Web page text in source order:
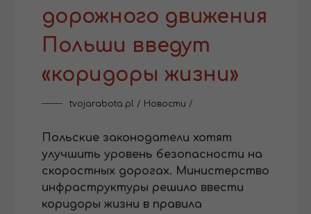
дорожного движения
Польши введут
«коридоры жизни»
tvojarabota.pl / Новости /
Польские законодатели хотят
улучшить уровень безопасности на
скоростных дорогах. Министерство
инфраструктуры решило ввести
коридоры жизни в правила